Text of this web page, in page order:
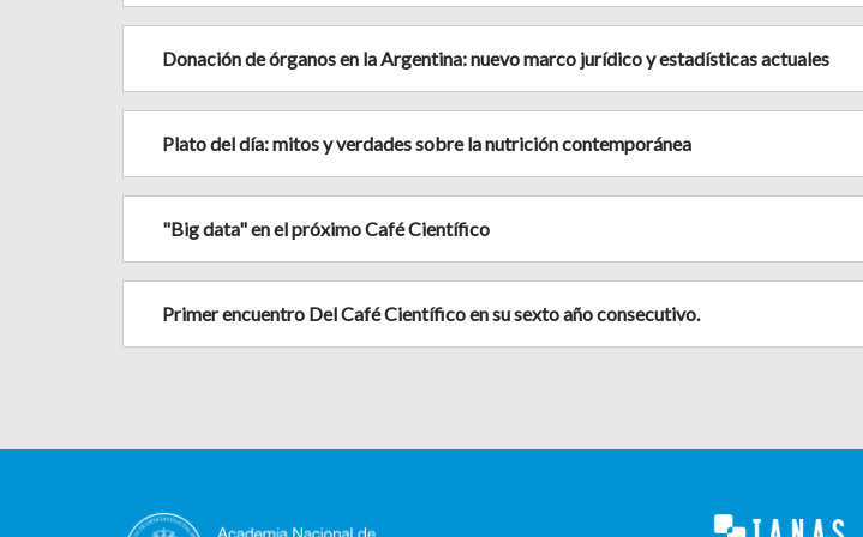
Donación de órganos en la Argentina: nuevo marco jurídico y estadísticas actuales
Plato del día: mitos y verdades sobre la nutrición contemporánea
"Big data" en el próximo Café Científico
Primer encuentro Del Café Científico en su sexto año consecutivo.